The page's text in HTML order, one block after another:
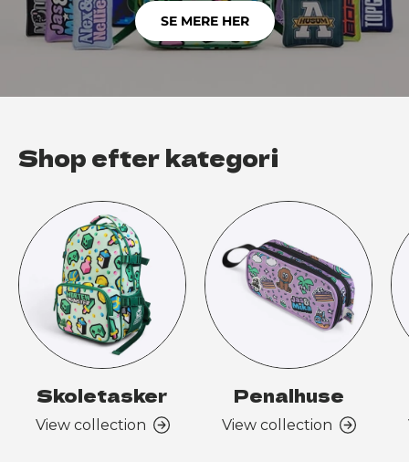
SE MERE HER
Shop efter kategori
Skoletasker
View collection
Penalhuse
View collection